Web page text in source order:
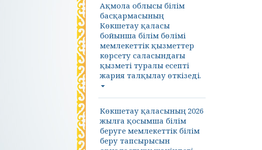
Ақмола облысы білім
басқармасының
Көкшетау қаласы
бойынша білім бөлімі
мемлекеттік қызметтер
көрсету саласындағы
қызметі туралы есепті
жария талқылау өткізеді.
Көкшетау қаласының 2026
жылға қосымша білім
беруге мемлекеттік білім
беру тапсырысын